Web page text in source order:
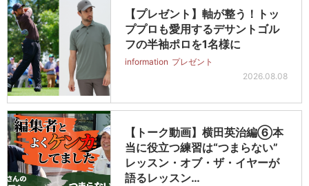
【プレゼント】軸が整う！トッ
ププロも愛用するデサントゴル
フの半袖ポロを1名様に
information プレゼント
2026.08.08
【トーク動画】横田英治編⑥本
当に役立つ練習は“つまらない”
レッスン・オブ・ザ・イヤーが
語るレッスン…